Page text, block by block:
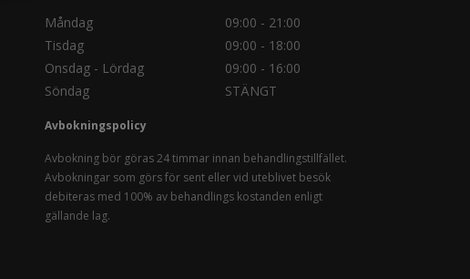
Måndag
09:00 - 21:00
Tisdag
09:00 - 18:00
Onsdag - Lördag
09:00 - 16:00
Söndag
STÄNGT
Avbokningspolicy
Avbokning bör göras 24 timmar innan behandlingstillfället.
Avbokningar som görs för sent eller vid uteblivet besök
debiteras med 100% av behandlings kostanden enligt
gällande lag.